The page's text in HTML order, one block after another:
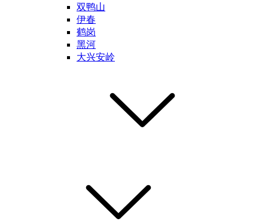
双鸭山
伊春
鹤岗
黑河
大兴安岭